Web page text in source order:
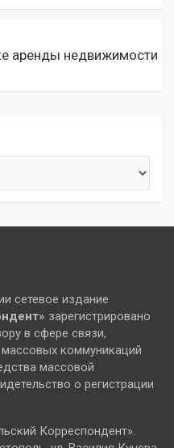
аренды недвижимости
сетевое издание
зарегистрировано
в сфере связи,
коммуникаций
массовой
о регистрации
Корреспондент».